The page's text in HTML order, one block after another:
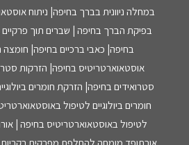
במחלה ניוונית בברך בחיפה| ניתוח
בפיקת הברך בחיפה | שברים תוך
בחיפה| כאבי ברכיים בחיפה| חומצה
אוסטאוארטריטיס בחיפה| הזרקות
סטרואידים בחיפה| הזרקת חומרים
חומרים ביולוגיים לטיפול
לטיפול באוסטאוארטריטיס בחיפה |